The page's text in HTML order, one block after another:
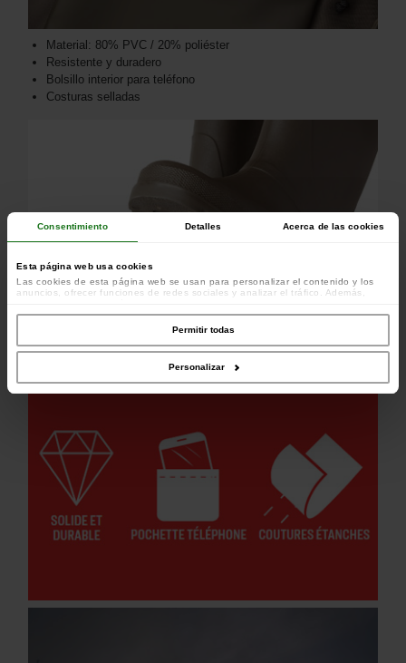
Consentimiento Detalles Acerca de las cookies
Esta página web usa cookies
Las cookies de esta página web se usan para personalizar el contenido y los
anuncios, ofrecer funciones de redes sociales y analizar el tráfico. Además,
colaboradores de redes sociales, publicidad y análisis web, quienes pueden
combinarla con otra información que les haya proporcionado o que hayan
recopilado a partir del uso que haya hecho de sus servicios.
Permitir todas
Personalizar
Material: 80% PVC / 20% poliéster
Resistente y duradero
Bolsillo interior para teléfono
Costuras selladas